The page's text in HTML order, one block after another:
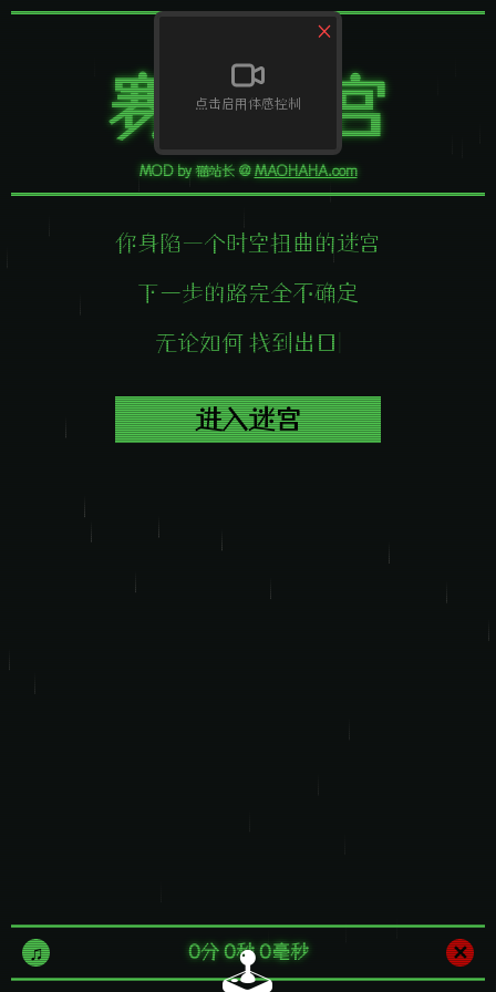
赛博迷宫
MOD by 猫站长 @MAOHAHA.com
你身陷一个时空扭曲的迷宫
下一步的路完全不确定
无论如何 找到出口
进入迷宫
✕
0分0秒0毫秒
×
点击启用体感控制